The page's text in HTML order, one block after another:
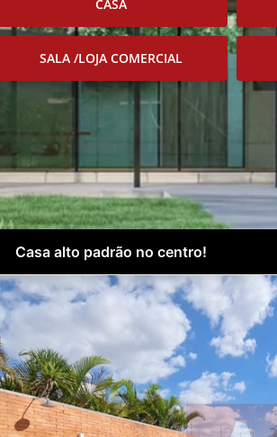
CASA
SALA /LOJA COMERCIAL
Casa alto padrão no centro!